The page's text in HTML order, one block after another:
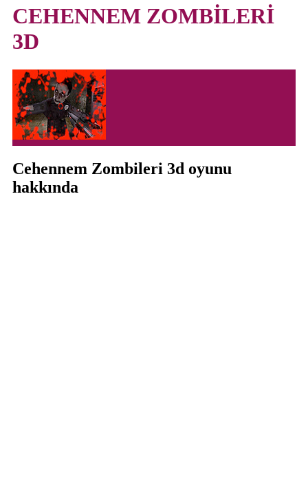
CEHENNEM ZOMBİLERİ
3D
Cehennem Zombileri 3d oyunu
hakkında